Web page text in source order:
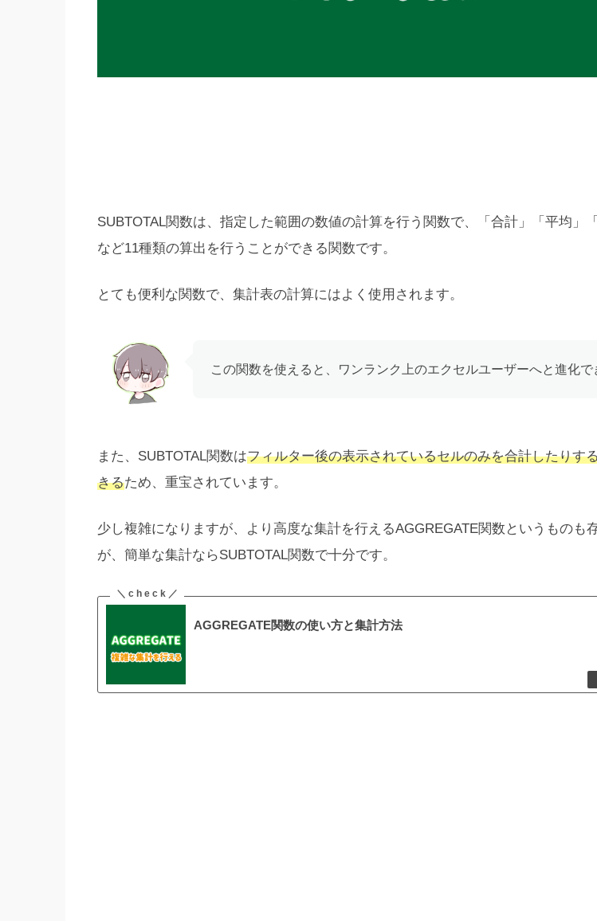
SUBTOTAL関数は、指定した範囲の数値の計算を行う関数で、「合計」「平均」「
など11種類の算出を行うことができる関数です。
とても便利な関数で、集計表の計算にはよく使用されます。
この関数を使えると、ワンランク上のエクセルユーザーへと進化で
また、SUBTOTAL関数はフィルター後の表示されているセルのみを合計したりす
きるため、重宝されています。
少し複雑になりますが、より高度な集計を行えるAGGREGATE関数というものも
が、簡単な集計ならSUBTOTAL関数で十分です。
AGGREGATE関数の使い方と集計方法